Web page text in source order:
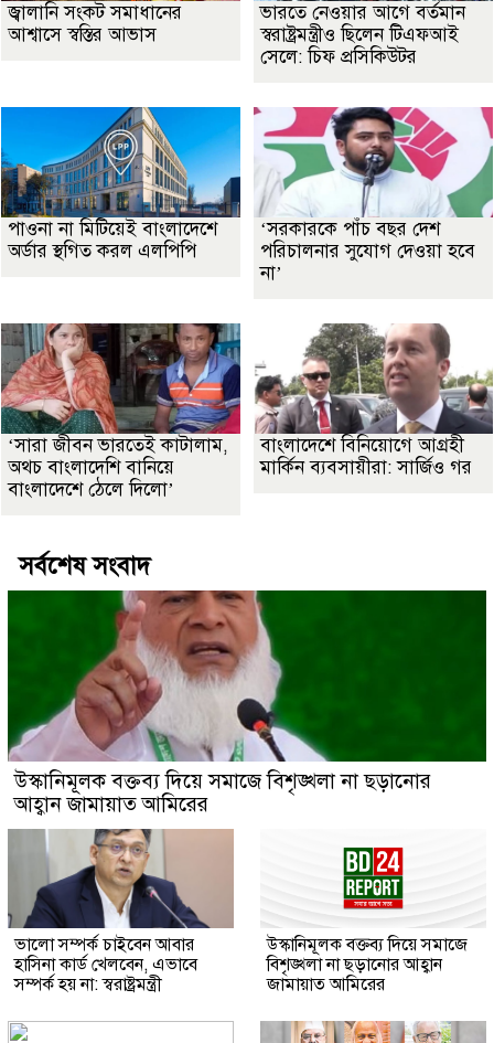
জ্বালানি সংকট সমাধানের
আশ্বাসে স্বস্তির আভাস
ভারতে নেওয়ার আগে বর্তমান
স্বরাষ্ট্রমন্ত্রীও ছিলেন টিএফআই
সেলে: চিফ প্রসিকিউটর
পাওনা না মিটিয়েই বাংলাদেশে
অর্ডার স্থগিত করল এলপিপি
‘সরকারকে পাঁচ বছর দেশ
পরিচালনার সুযোগ দেওয়া হবে
না’
‘সারা জীবন ভারতেই কাটালাম,
অথচ বাংলাদেশি বানিয়ে
বাংলাদেশে ঠেলে দিলো’
বাংলাদেশে বিনিয়োগে আগ্রহী
মার্কিন ব্যবসায়ীরা: সার্জিও গর
সর্বশেষ সংবাদ
উস্কানিমূলক বক্তব্য দিয়ে সমাজে বিশৃঙ্খলা না ছড়ানোর
আহ্বান জামায়াত আমিরের
ভালো সম্পর্ক চাইবেন আবার
হাসিনা কার্ড খেলবেন, এভাবে
সম্পর্ক হয় না: স্বরাষ্ট্রমন্ত্রী
উস্কানিমূলক বক্তব্য দিয়ে সমাজে
বিশৃঙ্খলা না ছড়ানোর আহ্বান
জামায়াত আমিরের